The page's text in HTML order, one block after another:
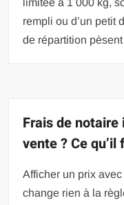
rempli ou d’un petit
de répartition
Frais de
vente ? Ce
Afficher un prix
change rien à la